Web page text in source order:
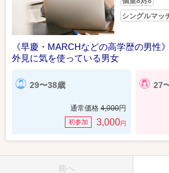
シングルマッ
《早慶・MARCHなどの高学歴の男性》
外見に気を使っている男女
29〜38歳
通常価格 4,000円
初参加 3,000円
27
前へ